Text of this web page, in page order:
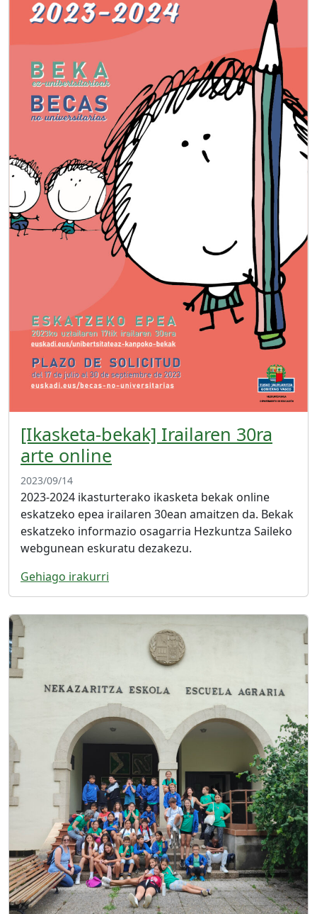
[Ikasketa-bekak] Irailaren 30ra
arte online
2023/09/14
2023-2024 ikasturterako ikasketa bekak online
eskatzeko epea irailaren 30ean amaitzen da. Bekak
eskatzeko informazio osagarria Hezkuntza Saileko
webgunean eskuratu dezakezu.
Gehiago irakurri